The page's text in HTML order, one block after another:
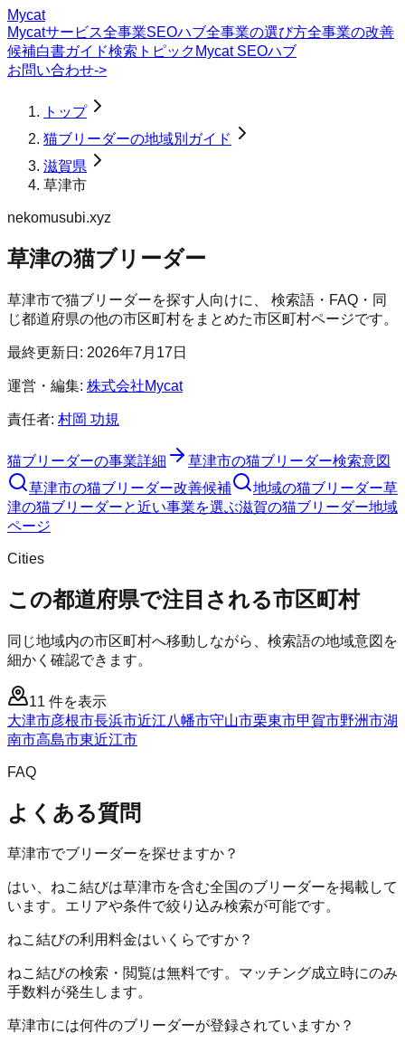
Mycat
Mycatサービス全事業SEOハブ全事業の選び方全事業の改善
候補白書ガイド検索トピック Mycat SEOハブ
お問い合わせ->
トップ
猫ブリーダーの地域別ガイド
滋賀県
草津市
nekomusubi.xyz
草津の猫ブリーダー
草津市で猫ブリーダーを探す人向けに、 検索語・FAQ・同
じ都道府県の他の市区町村をまとめた市区町村ページです。
最終更新日: 2026年7月17日
運営・編集: 株式会社Mycat
責任者: 村岡 功規
猫ブリーダーの事業詳細 草津市の猫ブリーダー検索意図
草津市の猫ブリーダー改善候補 地域の猫ブリーダー草
津の猫ブリーダーと近い事業を選ぶ滋賀の猫ブリーダー地域
ページ
Cities
この都道府県で注目される市区町村
同じ地域内の市区町村へ移動しながら、検索語の地域意図を
細かく確認できます。
11 件を表示
大津市彦根市長浜市近江八幡市守山市栗東市甲賀市野洲市湖
南市高島市東近江市
FAQ
よくある質問
草津市でブリーダーを探せますか？
はい、ねこ結びは草津市を含む全国のブリーダーを掲載して
います。エリアや条件で絞り込み検索が可能です。
ねこ結びの利用料金はいくらですか？
ねこ結びの検索・閲覧は無料です。マッチング成立時にのみ
手数料が発生します。
草津市には何件のブリーダーが登録されていますか？